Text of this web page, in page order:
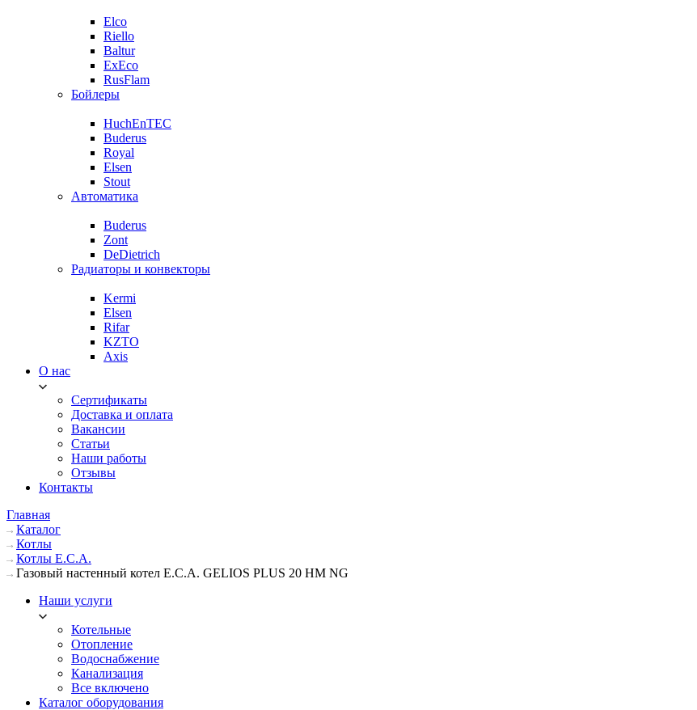
Elco
Riello
Baltur
ExEco
RusFlam
Бойлеры
HuchEnTEC
Buderus
Royal
Elsen
Stout
Автоматика
Buderus
Zont
DeDietrich
Радиаторы и конвекторы
Kermi
Elsen
Rifar
KZTO
Axis
О нас
Сертификаты
Доставка и оплата
Вакансии
Статьи
Наши работы
Отзывы
Контакты
Главная
Каталог
Котлы
Котлы E.C.A.
Газовый настенный котел E.C.A. GELIOS PLUS 20 HM NG
Наши услуги
Котельные
Отопление
Водоснабжение
Канализация
Все включено
Каталог оборудования